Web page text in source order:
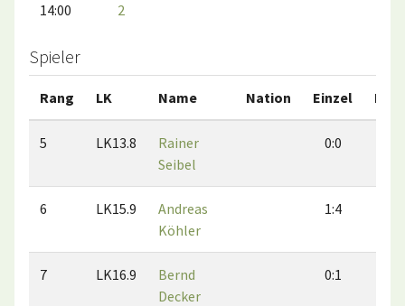
14:00
2
Spieler
Rang LK Name Nation Einzel
5 LK13.8
Rainer
Seibel
0:0
6 LK15.9
Andreas
Köhler
1:4
7 LK16.9
Bernd
Decker
0:1